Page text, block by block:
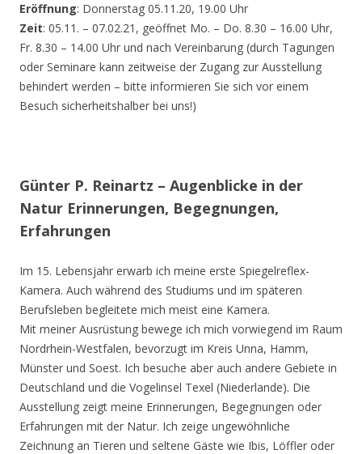
Eröffnung: Donnerstag 05.11.20, 19.00 Uhr
Zeit: 05.11. – 07.02.21, geöffnet Mo. – Do. 8.30 – 16.00 Uhr,
Fr. 8.30 – 14.00 Uhr und nach Vereinbarung (durch Tagungen
oder Seminare kann zeitweise der Zugang zur Ausstellung
behindert werden – bitte informieren Sie sich vor einem
Besuch sicherheitshalber bei uns!)
Günter P. Reinartz – Augenblicke in der
Natur Erinnerungen, Begegnungen,
Erfahrungen
Im 15. Lebensjahr erwarb ich meine erste Spiegelreflex-
Kamera. Auch während des Studiums und im späteren
Berufsleben begleitete mich meist eine Kamera.
Mit meiner Ausrüstung bewege ich mich vorwiegend im Raum
Nordrhein-Westfalen, bevorzugt im Kreis Unna, Hamm,
Münster und Soest. Ich besuche aber auch andere Gebiete in
Deutschland und die Vogelinsel Texel (Niederlande). Die
Ausstellung zeigt meine Erinnerungen, Begegnungen oder
Erfahrungen mit der Natur. Ich zeige ungewöhnliche
Zeichnung an Tieren und seltene Gäste wie Ibis, Löffler oder